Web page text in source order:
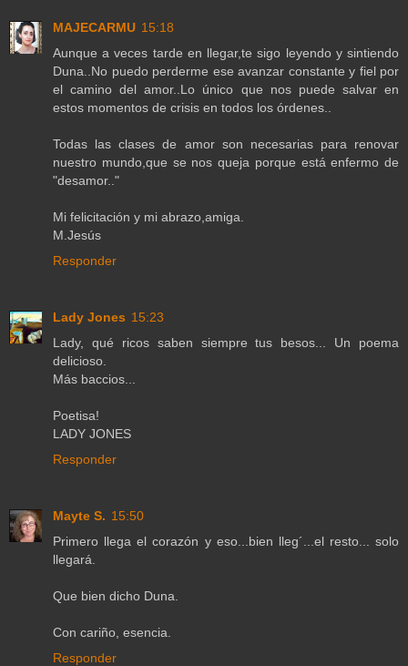
MAJECARMU 15:18
Aunque a veces tarde en llegar,te sigo leyendo y sintiendo
Duna..No puedo perderme ese avanzar constante y fiel por
el camino del amor..Lo único que nos puede salvar en
estos momentos de crisis en todos los órdenes..
Todas las clases de amor son necesarias para renovar
nuestro mundo,que se nos queja porque está enfermo de
"desamor.."
Mi felicitación y mi abrazo,amiga.
M.Jesús
Responder
Lady Jones 15:23
Lady, qué ricos saben siempre tus besos... Un poema
delicioso.
Más baccios...
Poetisa!
LADY JONES
Responder
Mayte S. 15:50
Primero llega el corazón y eso...bien lleg´...el resto... solo
llegará.
Que bien dicho Duna.
Con cariño, esencia.
Responder